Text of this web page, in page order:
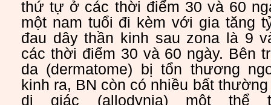
thứ tự ở các thời điểm 30 và 60
một nam tuổi đi kèm với gia tăng
đau dây thần kinh sau zona là 9
các thời điểm 30 và 60 ngày. Bên
da (dermatome) bị tổn thương
kinh ra, BN còn có nhiều bất
dị giác (allodynia) một thể